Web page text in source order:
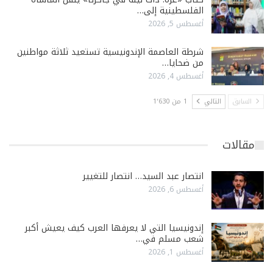
الفلسطينية إلى…
أغسطس 5, 2026
شرطة العاصمة الإندونيسية تستعيد ثلاثة مواطنين
من ضحايا…
أغسطس 4, 2026
السابق التالي 1 من 1٬630
مقالات
انتصار عبد السيد… انتصار للتغيير
أغسطس 6, 2026
إندونيسيا التي لا يعرفها العرب كيف يعيش أكبر
شعب مسلم في…
أغسطس 1, 2026